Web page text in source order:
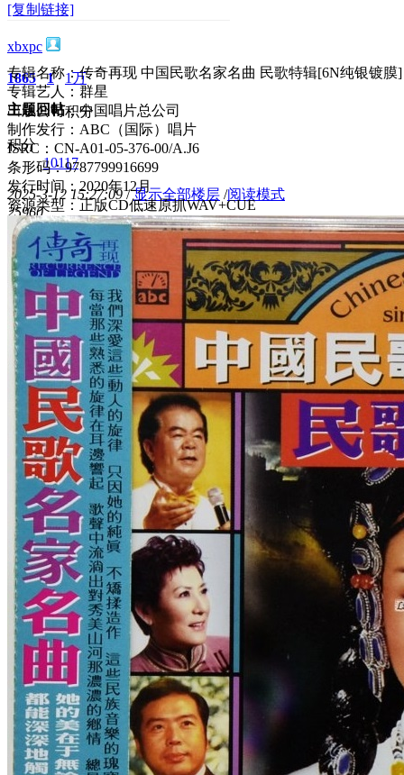
[复制链接]
xbxpc
1865
主题
1
回帖
1万
积分
积分
10117
2025-3-12 15:27:09 / 显示全部楼层 /阅读模式
25960
专辑名称：传奇再现 中国民歌名家名曲 民歌特辑[6N纯银镀膜]
专辑艺人：群星
出版公司：中国唱片总公司
制作发行：ABC（国际）唱片
ISRC：CN-A01-05-376-00/A.J6
条形码：9787799916699
发行时间：2020年12月
资源类型：正版CD低速原抓WAV+CUE